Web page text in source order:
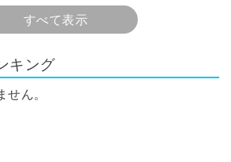
すべて表示
キング
ん。